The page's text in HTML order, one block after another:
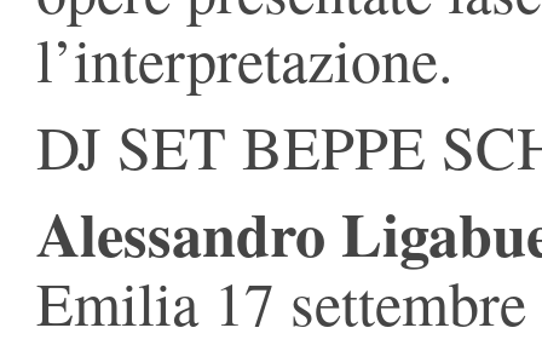
l’interpretazione.
DJ SET BEPPE
Alessandro
Emilia 17